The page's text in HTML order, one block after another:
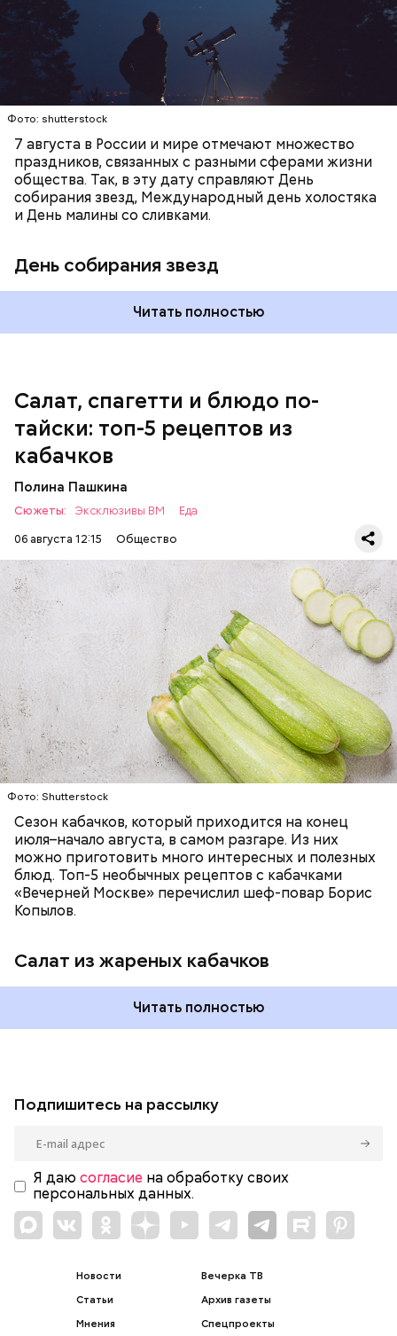
Фото: shutterstock
7 августа в России и мире отмечают множество
праздников, связанных с разными сферами жизни
общества. Так, в эту дату справляют День
собирания звезд, Международный день холостяка
и День малины со сливками.
День собирания звезд
наблюдать за падающими звездами.
Читать полностью
Салат, спагетти и блюдо по-
тайски: топ-5 рецептов из
кабачков
Полина Пашкина
Сюжеты: Эксклюзивы ВМ
Еда
06 августа 12:15
Общество
Фото: Shutterstock
Сезон кабачков, который приходится на конец
июля–начало августа, в самом разгаре. Из них
можно приготовить много интересных и полезных
блюд. Топ-5 необычных рецептов с кабачками
«Вечерней Москве» перечислил шеф-повар Борис
Копылов.
Салат из жареных кабачков
Ингредиенты:
чеснок;
Копылов.
Читать полностью
ЕДА ОВОЩИ РЕЦЕПТЫ
Подпишитесь на рассылку
Я даю согласие на обработку своих
персональных данных.
Новости
Статьи
Мнения
Вечерка ТВ
Архив газеты
Спецпроекты